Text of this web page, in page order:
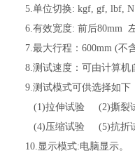
5.单位切换: kgf, gf, lbf,
6.有效宽度: 前后80mm
7.最大行程：600mm (不
8.测试速度：可由计算机
9.测试模式可供选择如下
(1)拉伸试验 (2)撕
(4)压缩试验 (5)抗折
10.显示模式:电脑显示。